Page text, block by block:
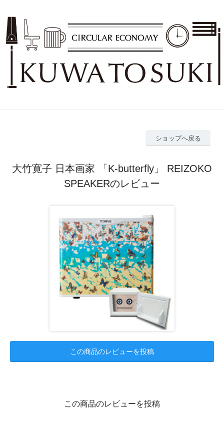
ショップへ戻る
大竹寛子 日本画家 「K-butterfly」 REIZOKO
SPEAKERのレビュー
この商品のレビューを投稿
この商品のレビューを投稿